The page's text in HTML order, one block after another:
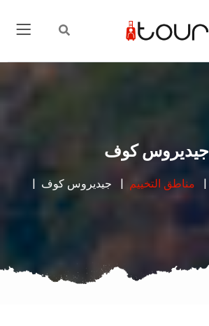
جيديروس كوف
مناطق التخييم جيديروس كوف